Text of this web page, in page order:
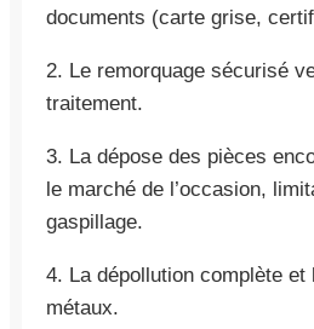
documents (carte grise,
2. Le remorquage sécurisé
traitement.
3. La dépose des pièces
le marché de l’occasion,
gaspillage.
4. La dépollution complète et
métaux.